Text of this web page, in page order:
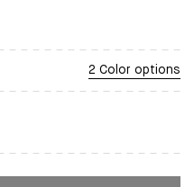
2 Color options